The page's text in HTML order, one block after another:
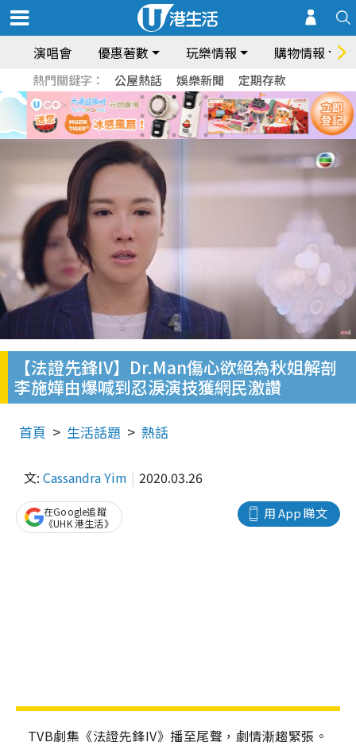
演唱會 優惠著數 玩樂情報 購物情報
熱門關鍵字： 公屋熱話 娛樂新聞 定期存款
【法證先鋒IV】Dr.Man傷心欲絕為秋姐解剖
李施嬅由爆喊到忍淚演技獲網民激讚
首頁 生活話題 熱話
文: Cassandra Yim 2020.03.26
用 App 睇文
在Google追蹤
《UHK 港生活》
TVB劇集《法證先鋒IV》播至尾聲，劇情漸趨緊張。